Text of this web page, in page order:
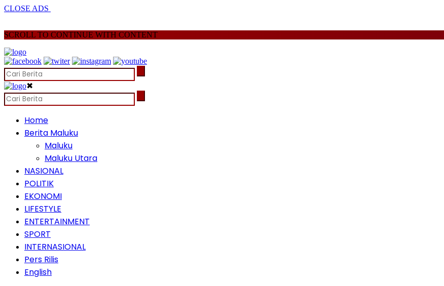
CLOSE ADS
SCROLL TO CONTINUE WITH CONTENT
✖
Home
Berita Maluku
Maluku
Maluku Utara
NASIONAL
POLITIK
EKONOMI
LIFESTYLE
ENTERTAINMENT
SPORT
INTERNASIONAL
Pers Rilis
English